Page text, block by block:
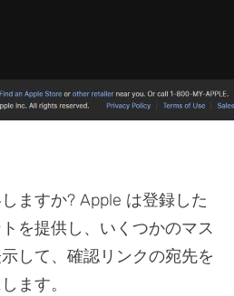
ますか? Apple は登録した
を提供し、いくつかのマス
して、確認リンクの宛先を
ます。